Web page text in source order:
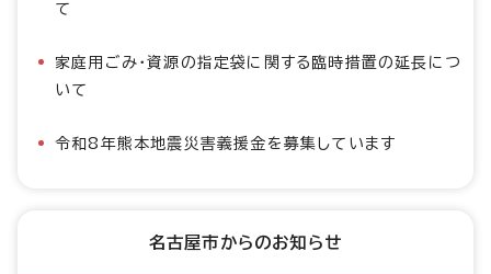
て
家庭用ごみ・資源の指定袋に関する臨時措置の延長につ
いて
令和8年熊本地震災害義援金を募集しています
名古屋市からのお知らせ